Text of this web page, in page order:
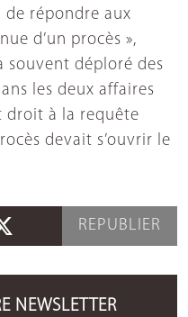
répondre aux
d’un procès »,
déploré des
les deux affaires
droit à la requête
devait s’ouvrir le
REPUBLIER
NEWSLETTER